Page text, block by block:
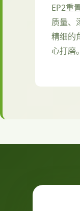
EP2重
质量、
精细的
心打磨。